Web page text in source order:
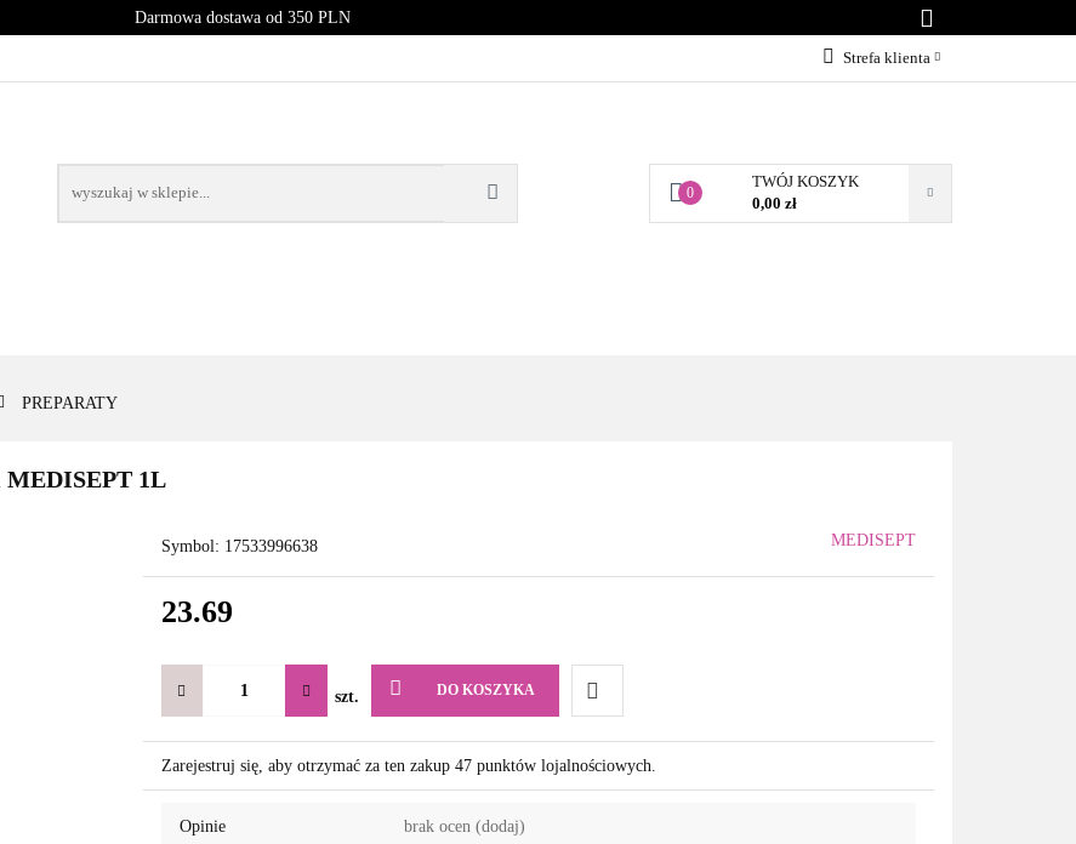
Darmowa dostawa od 350 PLN
Strefa klienta
Dodaj zgłoszenie
Zgody cookies
0
TWÓJ KOSZYK
0,00 zł
PREPARATY
MEDISEPT 1L
Symbol: 17533996638 MEDISEPT
23.69
szt. DO KOSZYKA
Do
przechowalni
Zarejestruj się, aby otrzymać za ten zakup 47 punktów lojalnościowych.
Opinie brak ocen (dodaj)